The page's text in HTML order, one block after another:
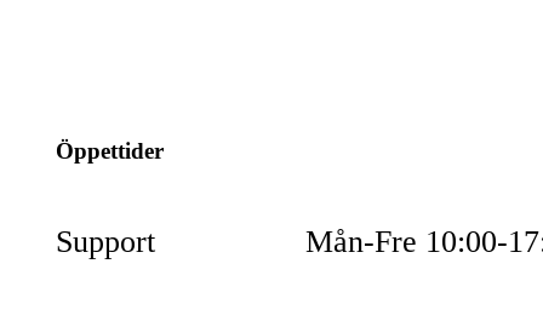
Öppettider
Support Mån-Fre 10:00-